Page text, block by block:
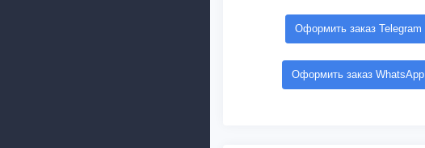
Оформить заказ Telegram
Оформить заказ WhatsApp